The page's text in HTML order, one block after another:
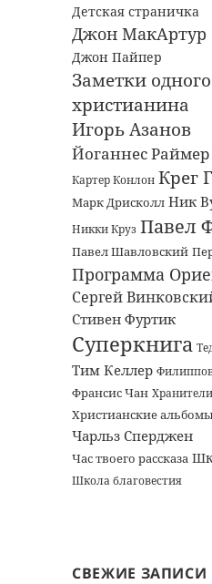
Детская страничка
Джон МакАртур
Джон Пайпер
Заметки одного
христианина
Игорь Азанов
Йоганнес Раймер
Картер Конлон Крег
Марк Дрисколл Ник
Никки Круз Павел
Павел Шавловский
Программа
Сергей
Стивен Фуртик
Суперкнига
Тим Келлер
Франсис Чан
Христианские
Чарльз Сперджен
Час твоего рассказа
Школа благовестия
СВЕЖИЕ ЗАПИСИ